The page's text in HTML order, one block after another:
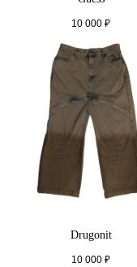
10 000 ₽
Drugonit
10 000 ₽